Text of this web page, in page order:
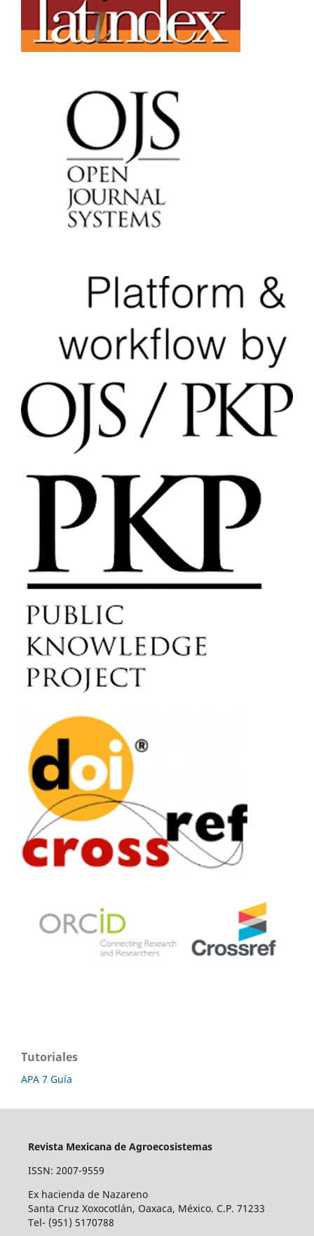
Tutoriales
APA 7 Guía
Revista Mexicana de Agroecosistemas
ISSN: 2007-9559
Ex hacienda de Nazareno
Santa Cruz Xoxocotlán, Oaxaca, México. C.P. 71233
Tel- (951) 5170788